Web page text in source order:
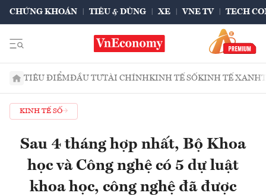
CHỨNG KHOÁN TIÊU & DÙNG XE VNE TV TECH
TIÊU ĐIỂMĐẦU TƯTÀI CHÍNHKINH TẾ SỐKINH TẾ XANH
KINH TẾ SỐ
Sau 4 tháng hợp nhất, Bộ Khoa
học và Công nghệ có 5 dự luật
khoa học, công nghệ đã được